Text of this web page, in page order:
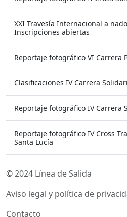
XXI Travesía Internacional a
Inscripciones abiertas
Reportaje fotográfico VI Carrera
Clasificaciones IV Carrera
Reportaje fotográfico IV Carrera
Reportaje fotográfico IV Cross
Santa Lucía
© 2024 Línea de Salida
Aviso legal y política de
Contacto